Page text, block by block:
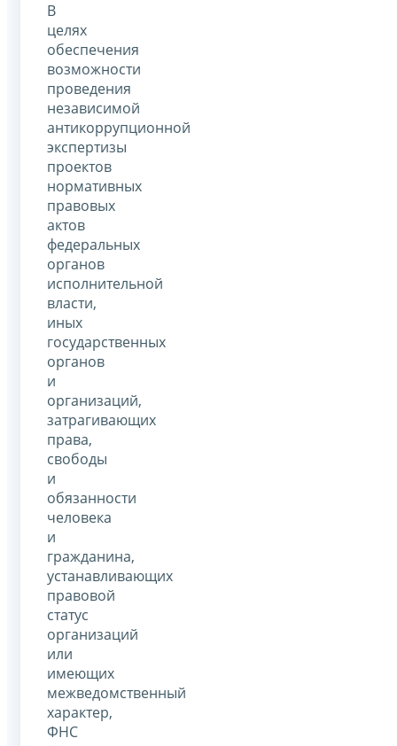
В
целях
обеспечения
возможности
проведения
независимой
антикоррупционной
экспертизы
проектов
нормативных
правовых
актов
федеральных
органов
исполнительной
власти,
иных
государственных
органов
и
организаций,
затрагивающих
права,
свободы
и
обязанности
человека
и
гражданина,
устанавливающих
правовой
статус
организаций
или
имеющих
межведомственный
характер,
ФНС